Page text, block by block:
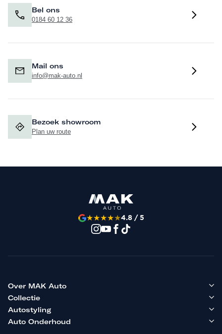
Bel ons
0184 60 12 36
Mail ons
info@mak-auto.nl
Bezoek showroom
Plan uw route
★★★★★4.8 / 5
Over MAK Auto
Collectie
Autostyling
Auto Onderhoud